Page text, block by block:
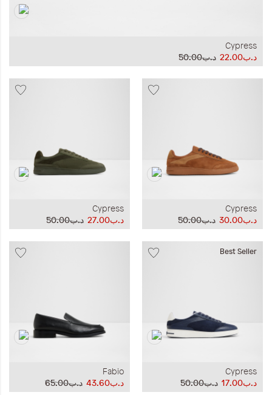
Cypress
د.ب50.00
د.ب22.00
Cypress
د.ب50.00
د.ب30.00
Cypress
د.ب50.00
د.ب27.00
Best Seller
Cypress
د.ب50.00
د.ب17.00
Fabio
د.ب65.00
د.ب43.60